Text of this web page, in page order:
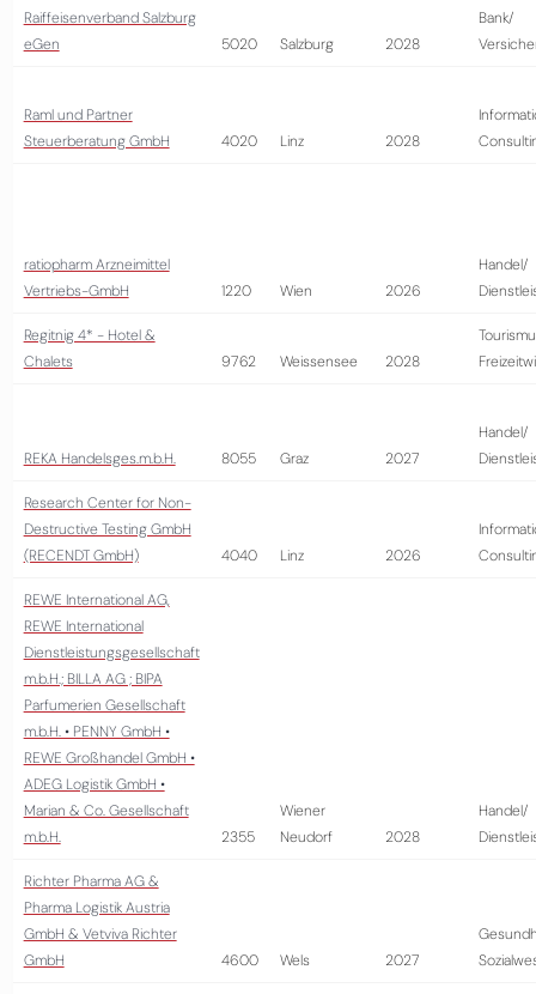
Raiffeisenverband Salzburg
eGen
5020 Salzburg 2028
Bank/
Raml und Partner
Steuerberatung GmbH
4020 Linz 2028
ratiopharm Arzneimittel
Vertriebs-GmbH
1220 Wien 2026
Handel/
Regitnig 4* - Hotel &
Chalets
9762 Weissensee 2028
REKA Handelsges.m.b.H. 8055 Graz 2027
Handel/
Research Center for Non-
Destructive Testing GmbH
(RECENDT GmbH)
4040 Linz 2026
REWE International AG,
REWE International
Dienstleistungsgesellschaft
m.b.H.; BILLA AG ; BIPA
Parfumerien Gesellschaft
m.b.H. • PENNY GmbH •
REWE Großhandel GmbH •
ADEG Logistik GmbH •
Marian & Co. Gesellschaft
m.b.H.
2355
Wiener
Neudorf
2028
Handel/
Richter Pharma AG &
Pharma Logistik Austria
GmbH & Vetviva Richter
GmbH
4600 Wels 2027